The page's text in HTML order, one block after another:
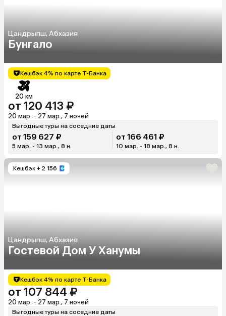
Цандрыпш, Абхазия
Бунгало
Кешбэк 4% по карте Т-Банка
20 км
от 120 413 ₽
20 мар. - 27 мар., 7 ночей
Выгодные туры на соседние даты
от 159 627 ₽
5 мар. - 13 мар., 8 н.
от 166 461 ₽
10 мар. - 18 мар., 8 н.
Кешбэк + 2 156
Цандрыпш, Абхазия
Гостевой Дом У Ханумы
Кешбэк 4% по карте Т-Банка
от 107 844 ₽
20 мар. - 27 мар., 7 ночей
Выгодные туры на соседние даты